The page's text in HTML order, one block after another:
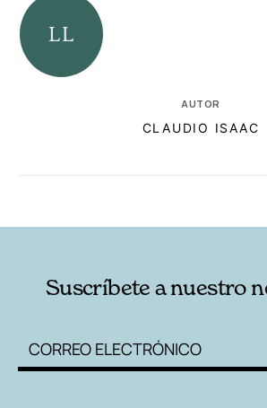
AUTOR
CLAUDIO ISAAC
Suscríbete a nuestro